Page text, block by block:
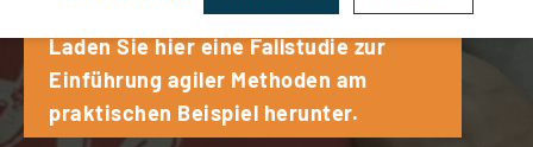
Laden Sie hier eine Fallstudie zur
Einführung agiler Methoden am
praktischen Beispiel herunter.